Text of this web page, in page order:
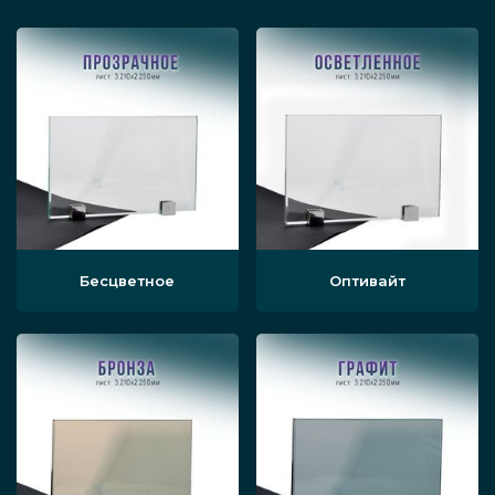
группу, занимающуюся конкретной
задачей.
Перегородка подобного типа может
играть роль ширмы.
различаться по используемому стеклу —
материал может быть матовым, прозрачным,
осветлённым, с нанесённым узором и так
далее. Выбирается изделие, что уместнее
Бесцветное Оптивайт